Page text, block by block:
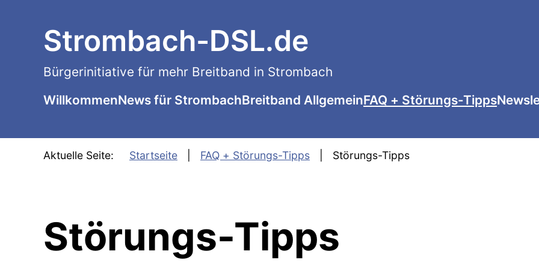
Strombach-DSL.de
Bürgerinitiative für mehr Breitband in Strombach
WillkommenNews für StrombachBreitband AllgemeinFAQ + Störungs-Tipps
Aktuelle Seite: Startseite FAQ + Störungs-Tipps Störungs-Tipps
Störungs-Tipps